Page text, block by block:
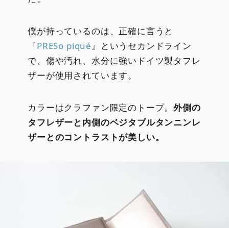
僕が持っているのは、正確に言うと
『PRESo piqué』というセカンドライン
で、傷や汚れ、水分に強いドイツ製タフレ
ザーが使用されています。
カラーはクラファン限定のトープ。外側の
タフレザーと内側のベジタブルタンニンレ
ザーとのコントラストが美しい。